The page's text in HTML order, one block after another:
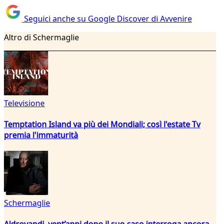
Seguici anche su Google Discover di Avvenire
Altro di Schermaglie
Televisione
Temptation Island va più dei Mondiali; così l'estate Tv
premia l'immaturità
Schermaglie